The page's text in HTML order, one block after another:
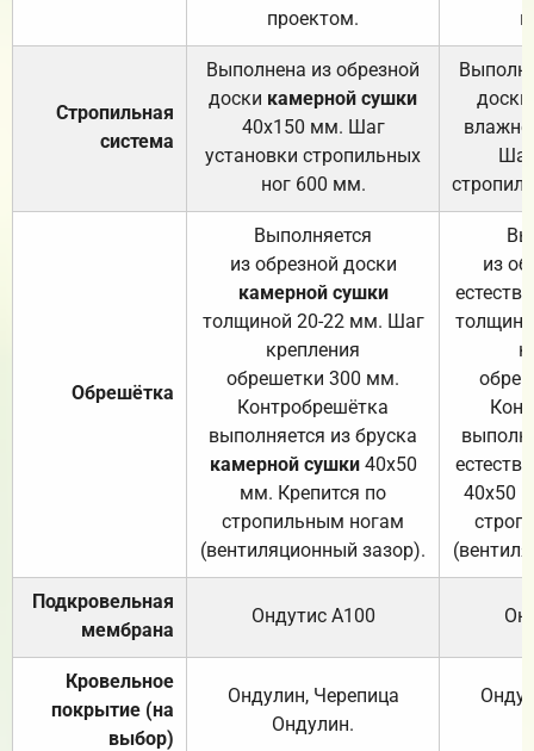
проектом.
Стропильная
система
Выполнена из обрезной
доски камерной сушки
40х150 мм. Шаг
установки стропильных
ног 600 мм.
доски
Обрешётка
Выполняется
из обрезной доски
камерной сушки
толщиной 20-22 мм. Шаг
крепления
обрешетки 300 мм.
Контробрешётка
выполняется из бруска
камерной сушки40х50
мм. Крепится по
стропильным ногам
(вентиляционный зазор).
из
40х50
Подкровельная
мембрана
Ондутис А100
Кровельное
покрытие (на
выбор)
Ондулин, Черепица
Ондулин.